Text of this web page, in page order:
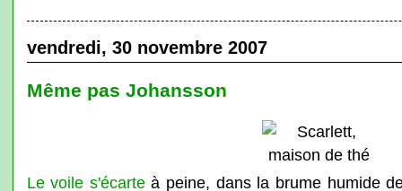
vendredi, 30 novembre 2007
Même pas Johansson
Le voile s'écarteà peine, dans la brume humide